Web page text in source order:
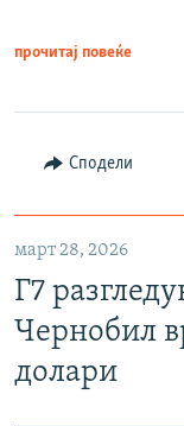
прочитај повеќе
Сподели
март 28, 2026
Г7
Чернобил
долари